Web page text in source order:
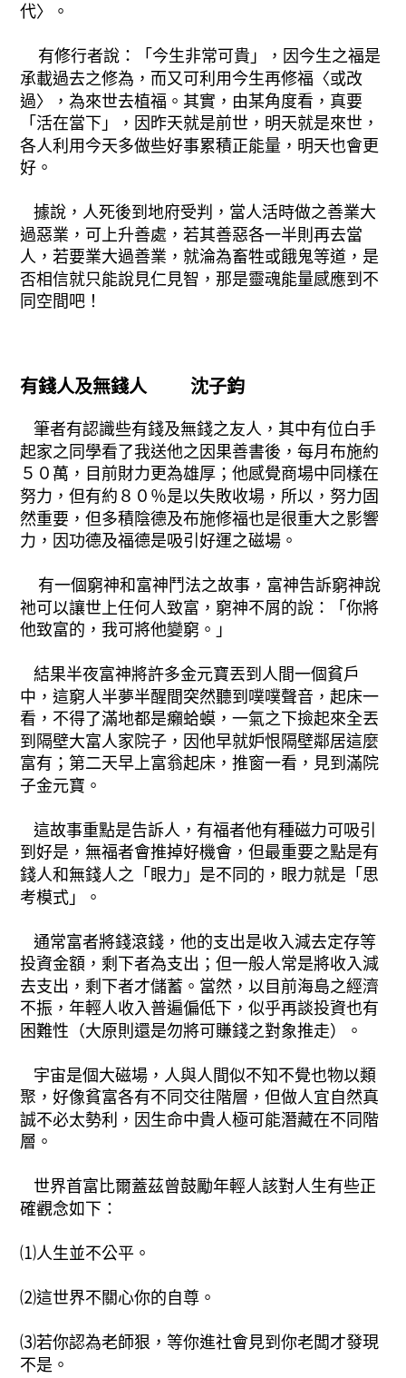
代〉。
有修行者說：「今生非常可貴」，因今生之福是
承載過去之修為，而又可利用今生再修福〈或改
過〉，為來世去植福。其實，由某角度看，真要
「活在當下」，因昨天就是前世，明天就是來世，
各人利用今天多做些好事累積正能量，明天也會更
好。
據說，人死後到地府受判，當人活時做之善業大
過惡業，可上升善處，若其善惡各一半則再去當
人，若要業大過善業，就淪為畜牲或餓鬼等道，是
否相信就只能說見仁見智，那是靈魂能量感應到不
同空間吧！
有錢人及無錢人 沈子鈞
筆者有認識些有錢及無錢之友人，其中有位白手
起家之同學看了我送他之因果善書後，每月布施約
５０萬，目前財力更為雄厚；他感覺商場中同樣在
努力，但有約８０％是以失敗收場，所以，努力固
然重要，但多積陰德及布施修福也是很重大之影響
力，因功德及福德是吸引好運之磁場。
有一個窮神和富神鬥法之故事，富神告訴窮神說
祂可以讓世上任何人致富，窮神不屑的說：「你將
他致富的，我可將他變窮。」
結果半夜富神將許多金元寶丟到人間一個貧戶
中，這窮人半夢半醒間突然聽到噗噗聲音，起床一
看，不得了滿地都是癩蛤蟆，一氣之下撿起來全丟
到隔壁大富人家院子，因他早就妒恨隔壁鄰居這麼
富有；第二天早上富翁起床，推窗一看，見到滿院
子金元寶。
這故事重點是告訴人，有福者他有種磁力可吸引
到好是，無福者會推掉好機會，但最重要之點是有
錢人和無錢人之「眼力」是不同的，眼力就是「思
考模式」。
通常富者將錢滾錢，他的支出是收入減去定存等
投資金額，剩下者為支出；但一般人常是將收入減
去支出，剩下者才儲蓄。當然，以目前海島之經濟
不振，年輕人收入普遍偏低下，似乎再談投資也有
困難性（大原則還是勿將可賺錢之對象推走）。
宇宙是個大磁場，人與人間似不知不覺也物以類
聚，好像貧富各有不同交往階層，但做人宜自然真
誠不必太勢利，因生命中貴人極可能潛藏在不同階
層。
世界首富比爾蓋茲曾鼓勵年輕人該對人生有些正
確觀念如下：
⑴人生並不公平。
⑵這世界不關心你的自尊。
⑶若你認為老師狠，等你進社會見到你老闆才發現
不是。